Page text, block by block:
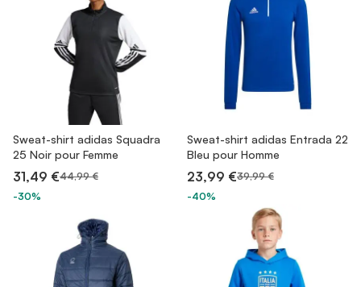
Sweat-shirt adidas Squadra
25 Noir pour Femme
31,49 €44,99 €
-30%
Sweat-shirt adidas Entrada 22
Bleu pour Homme
23,99 €39,99 €
-40%